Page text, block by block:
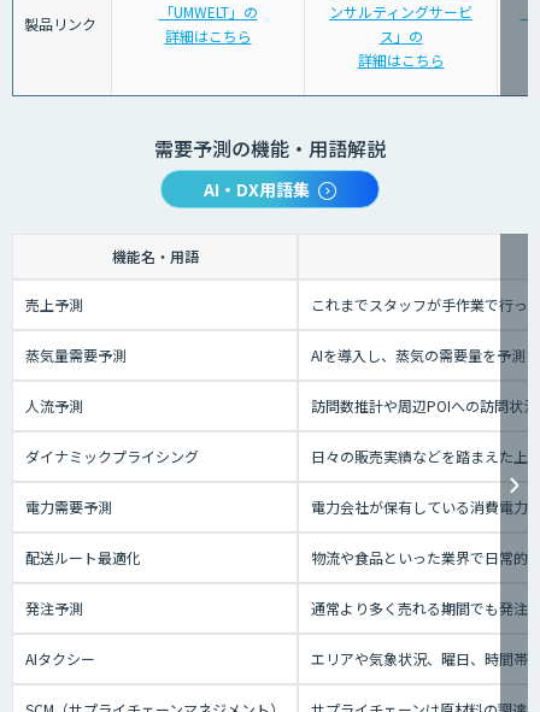
製品リンク
「UMWELT」の
詳細はこちら
ンサルティングサービ
ス」の
詳細はこちら
需要予測の機能・用語解説
AI・DX用語集
機能名・用語
売上予測 これまでスタッフが手作業で行っ
蒸気量需要予測 AIを導入し、蒸気の需要量を予測
人流予測 訪問数推計や周辺POIへの訪問状
ダイナミックプライシング 日々の販売実績などを踏まえた上
電力需要予測 電力会社が保有している消費電力
配送ルート最適化 物流や食品といった業界で日常的
発注予測 通常より多く売れる期間でも発注
AIタクシー エリアや気象状況、曜日、時間帯